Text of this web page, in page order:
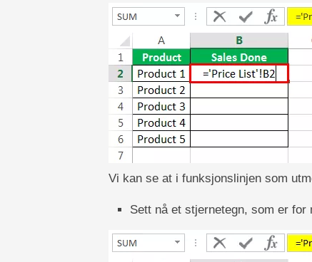
Vi kan se at i funksjonslinjen som
Sett nå et stjernetegn, som er for